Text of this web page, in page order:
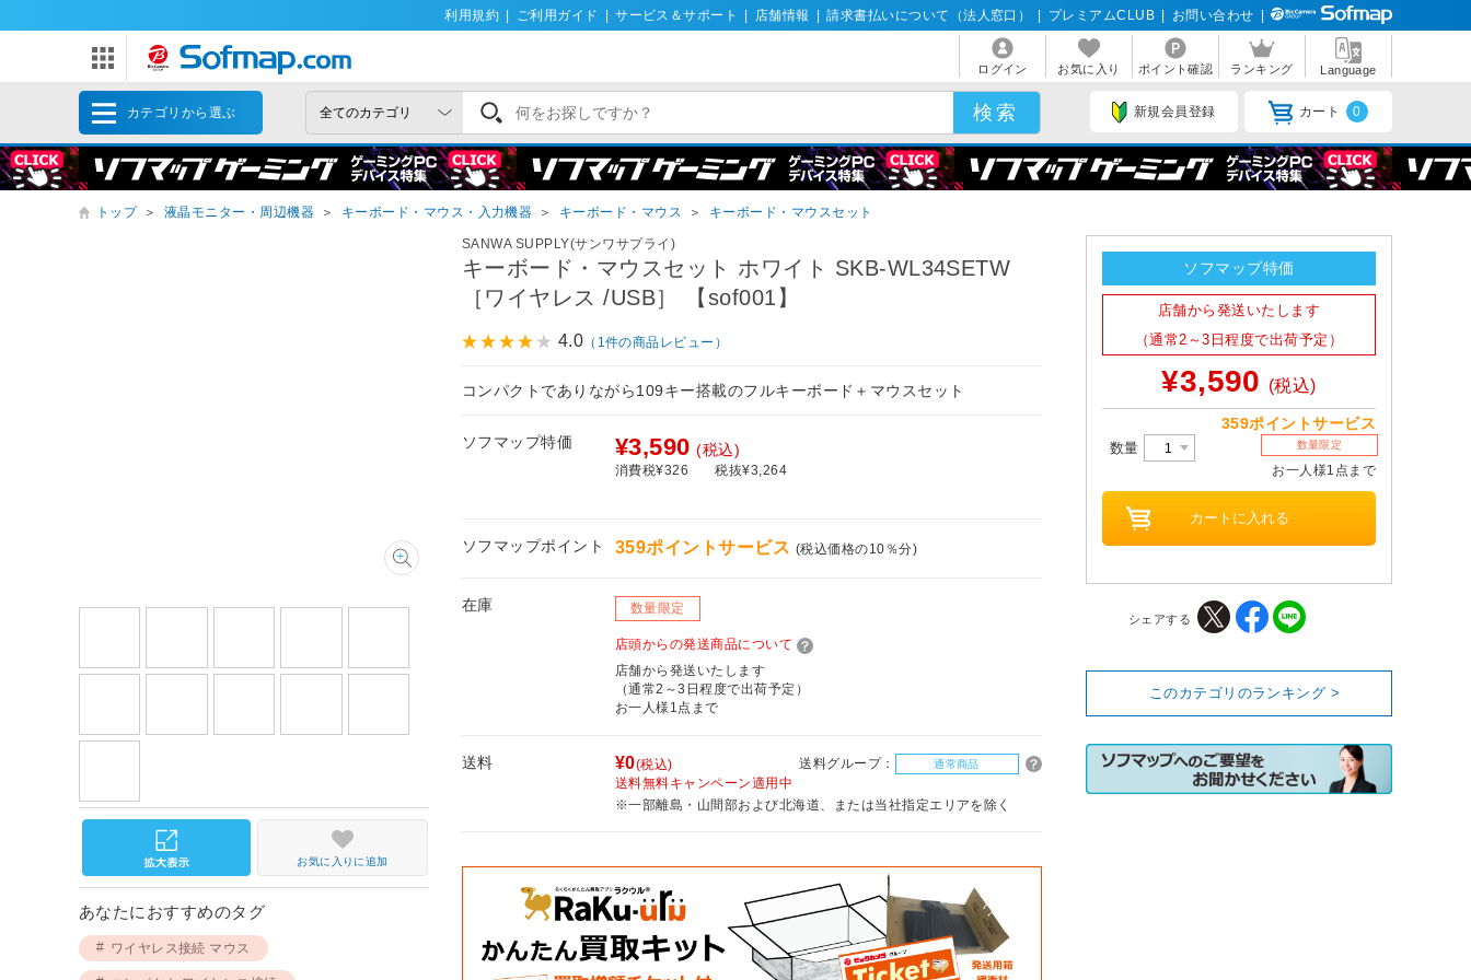
利用規約 ご利用ガイド サービス＆サポート 店舗情報 請求書払いについて（法人窓口） プレミアムCLUB お問い合わせ
ログイン お気に入り ポイント確認 ランキング Language
カテゴリから選ぶ 新規会員登録 カート 0
トップ ＞ 液晶モニター・周辺機器 ＞ キーボード・マウス・入力機器 ＞ キーボード・マウス ＞ キーボード・マウスセット
SANWA SUPPLY(サンワサプライ)
キーボード・マウスセット ホワイト SKB-WL34SETW
［ワイヤレス /USB］ 【sof001】
4.0 （1件の商品レビュー）
コンパクトでありながら109キー搭載のフルキーボード＋マウスセット
ソフマップ特価 ¥3,590 (税込)
消費税¥326 税抜¥3,264
ソフマップポイント 359ポイントサービス (税込価格の10％分)
在庫 数量限定
店頭からの発送商品について
店舗から発送いたします
（通常2～3日程度で出荷予定）
お一人様1点まで
送料 ¥0(税込) 送料グループ： 通常商品
送料無料キャンペーン適用中
※一部離島・山間部および北海道、または当社指定エリアを除く
お気に入りに追加
あなたにおすすめのタグ
ワイヤレス接続 マウス
ソフマップ特価
店舗から発送いたします
（通常2～3日程度で出荷予定）
¥3,590 (税込)
359ポイントサービス
数量 数量限定
お一人様1点まで
シェアする
このカテゴリのランキング >